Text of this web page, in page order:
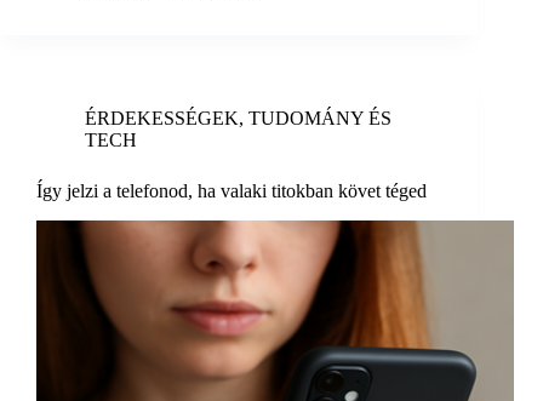
ÉRDEKESSÉGEK, TUDOMÁNY ÉS
TECH
Így jelzi a telefonod, ha valaki titokban követ téged